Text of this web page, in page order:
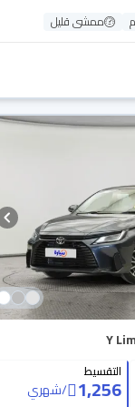
ممشى قليل
التقسيط
1,256
/شهري